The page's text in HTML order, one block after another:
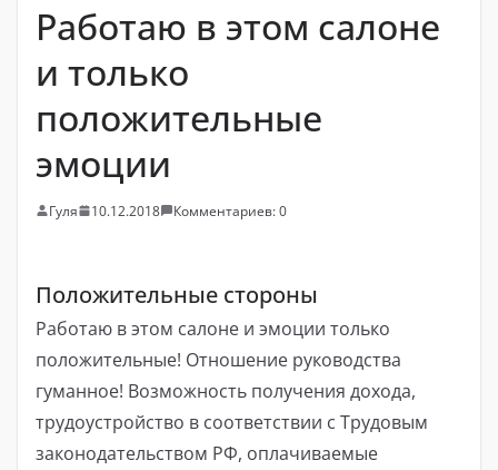
Работаю в этом салоне
и только
положительные
эмоции
Гуля 10.12.2018 Комментариев: 0
Положительные стороны
Работаю в этом салоне и эмоции только
положительные! Отношение руководства
гуманное! Возможность получения дохода,
трудоустройство в соответствии с Трудовым
законодательством РФ, оплачиваемые